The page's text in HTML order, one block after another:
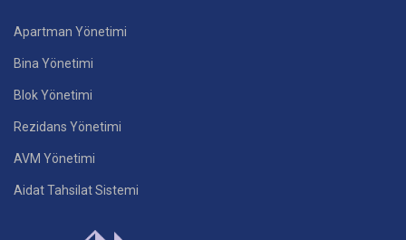
Apartman Yönetimi
Bina Yönetimi
Blok Yönetimi
Rezidans Yönetimi
AVM Yönetimi
Aidat Tahsilat Sistemi